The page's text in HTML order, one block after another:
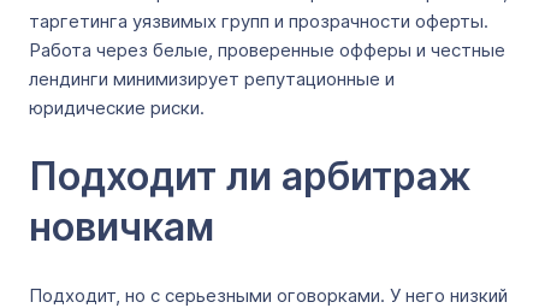
таргетинга уязвимых групп и прозрачности оферты.
Работа через белые, проверенные офферы и честные
лендинги минимизирует репутационные и
юридические риски.
Подходит ли арбитраж
новичкам
Подходит, но с серьезными оговорками. У него низкий